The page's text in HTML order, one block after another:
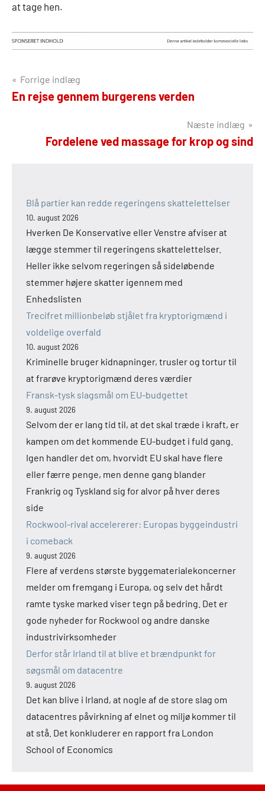
at tage hen.
Indlægsnavigation
Forrige indlæg
En rejse gennem burgerens verden
Næste indlæg
Fordelene ved massage for krop og sind
Blå partier kan redde regeringens skattelettelser
10. august 2026
Hverken De Konservative eller Venstre afviser at
lægge stemmer til regeringens skattelettelser.
Heller ikke selvom regeringen så sideløbende
stemmer højere skatter igennem med
Enhedslisten
Trecifret millionbeløb stjålet fra kryptorigmænd i
voldelige overfald
10. august 2026
Kriminelle bruger kidnapninger, trusler og tortur til
at frarøve kryptorigmænd deres værdier
Fransk-tysk slagsmål om EU-budgettet
9. august 2026
Selvom der er lang tid til, at det skal træde i kraft, er
kampen om det kommende EU-budget i fuld gang.
Igen handler det om, hvorvidt EU skal have flere
eller færre penge, men denne gang blander
Frankrig og Tyskland sig for alvor på hver deres
side
Rockwool-rival accelererer: Europas byggeindustri
i comeback
9. august 2026
Flere af verdens største byggematerialekoncerner
melder om fremgang i Europa, og selv det hårdt
ramte tyske marked viser tegn på bedring. Det er
gode nyheder for Rockwool og andre danske
industrivirksomheder
Derfor står Irland til at blive et brændpunkt for
søgsmål om datacentre
9. august 2026
Det kan blive i Irland, at nogle af de store slag om
datacentres påvirkning af elnet og miljø kommer til
at stå. Det konkluderer en rapport fra London
School of Economics